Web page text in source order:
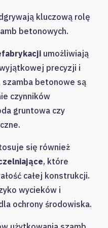
kluczową rolę
betonowych.
umożliwiają
precyzji i
szamba betonowe są
czynników
gruntowa czy
się również
, które
całej konstrukcji.
wycieków i
ochrony środowiska.